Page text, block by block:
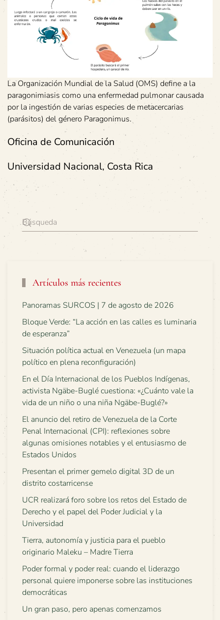
La Organización Mundial de la Salud (OMS) define a la
paragonimiasis como una enfermedad pulmonar causada
por la ingestión de varias especies de metacercarias
(parásitos) del género Paragonimus.
Oficina de Comunicación
Universidad Nacional, Costa Rica
Artículos más recientes
Panoramas SURCOS | 7 de agosto de 2026
Bloque Verde: “La acción en las calles es luminaria
de esperanza”
Situación política actual en Venezuela (un mapa
político en plena reconfiguración)
En el Día Internacional de los Pueblos Indígenas,
activista Ngäbe-Buglé cuestiona: «¿Cuánto vale la
vida de un niño o una niña Ngäbe-Buglé?»
El anuncio del retiro de Venezuela de la Corte
Penal Internacional (CPI): reflexiones sobre
algunas omisiones notables y el entusiasmo de
Estados Unidos
Presentan el primer gemelo digital 3D de un
distrito costarricense
UCR realizará foro sobre los retos del Estado de
Derecho y el papel del Poder Judicial y la
Universidad
Tierra, autonomía y justicia para el pueblo
originario Maleku – Madre Tierra
Poder formal y poder real: cuando el liderazgo
personal quiere imponerse sobre las instituciones
democráticas
Un gran paso, pero apenas comenzamos